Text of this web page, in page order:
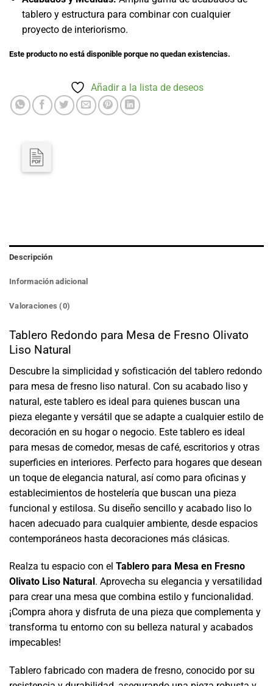
tablero y estructura para combinar con cualquier
proyecto de interiorismo.
Este producto no está disponible porque no quedan existencias.
Añadir a la lista de deseos
Descripción
Información adicional
Valoraciones (0)
Tablero Redondo para Mesa de Fresno Olivato
Liso Natural
Descubre la simplicidad y sofisticación del tablero redondo
para mesa de fresno liso natural. Con su acabado liso y
natural, este tablero es ideal para quienes buscan una
pieza elegante y versátil que se adapte a cualquier estilo de
decoración en su hogar o negocio. Este tablero es ideal
para mesas de comedor, mesas de café, escritorios y otras
superficies en interiores. Perfecto para hogares que desean
un toque de elegancia natural, así como para oficinas y
establecimientos de hostelería que buscan una pieza
funcional y estilosa. Su diseño sencillo y acabado liso lo
hacen adecuado para cualquier ambiente, desde espacios
contemporáneos hasta decoraciones más clásicas.
Realza tu espacio con el Tablero para Mesa en Fresno
Olivato Liso Natural . Aprovecha su elegancia y versatilidad
para crear una mesa que combina estilo y funcionalidad.
¡Compra ahora y disfruta de una pieza que complementa y
transforma tu entorno con su belleza natural y acabados
impecables!
Tablero fabricado con madera de fresno, conocido por su